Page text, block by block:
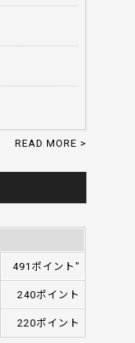
READ MORE >
491ポイント"
240ポイント
220ポイント